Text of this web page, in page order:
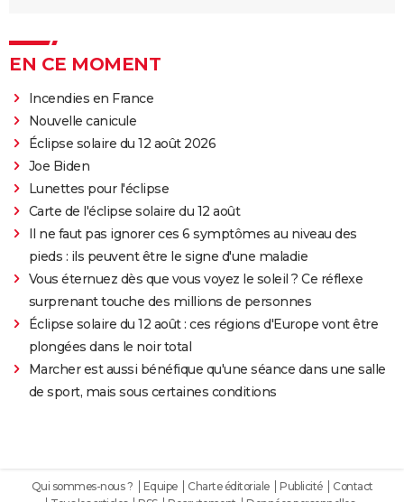
EN CE MOMENT
Incendies en France
Nouvelle canicule
Éclipse solaire du 12 août 2026
Joe Biden
Lunettes pour l'éclipse
Carte de l'éclipse solaire du 12 août
Il ne faut pas ignorer ces 6 symptômes au niveau des
pieds : ils peuvent être le signe d'une maladie
Vous éternuez dès que vous voyez le soleil ? Ce réflexe
surprenant touche des millions de personnes
Éclipse solaire du 12 août : ces régions d'Europe vont être
plongées dans le noir total
Marcher est aussi bénéfique qu'une séance dans une salle
de sport, mais sous certaines conditions
Qui sommes-nous ? Equipe Charte éditoriale Publicité
Contact